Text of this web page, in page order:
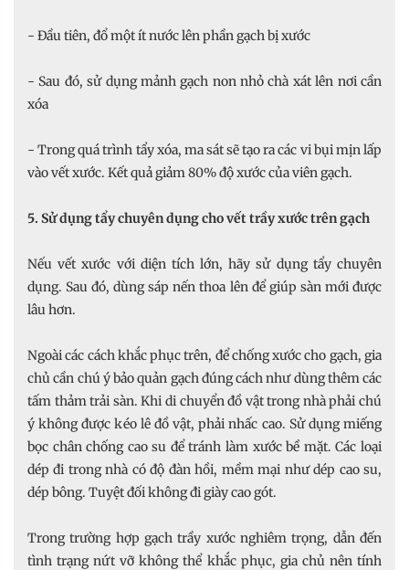
- Đầu tiên, đổ một ít nước lên phần gạch bị xước
- Sau đó, sử dụng mảnh gạch non nhỏ chà xát lên nơi cần
xóa
- Trong quá trình tẩy xóa, ma sát sẽ tạo ra các vi bụi mịn lấp
vào vết xước. Kết quả giảm 80% độ xước của viên gạch.
5. Sử dụng tẩy chuyên dụng cho vết trầy xước trên gạch
Nếu vết xước với diện tích lớn, hãy sử dụng tẩy chuyên
dụng. Sau đó, dùng sáp nến thoa lên để giúp sàn mới được
lâu hơn.
Ngoài các cách khắc phục trên, để chống xước cho gạch, gia
chủ cần chú ý bảo quản gạch đúng cách như dùng thêm các
tấm thảm trải sàn. Khi di chuyển đồ vật trong nhà phải chú
ý không được kéo lê đồ vật, phải nhấc cao. Sử dụng miếng
bọc chân chống cao su để tránh làm xước bề mặt. Các loại
dép đi trong nhà có độ đàn hồi, mềm mại như dép cao su,
dép bông. Tuyệt đối không đi giày cao gót.
Trong trường hợp gạch trầy xước nghiêm trọng, dẫn đến
tình trạng nứt vỡ không thể khắc phục, gia chủ nên tính